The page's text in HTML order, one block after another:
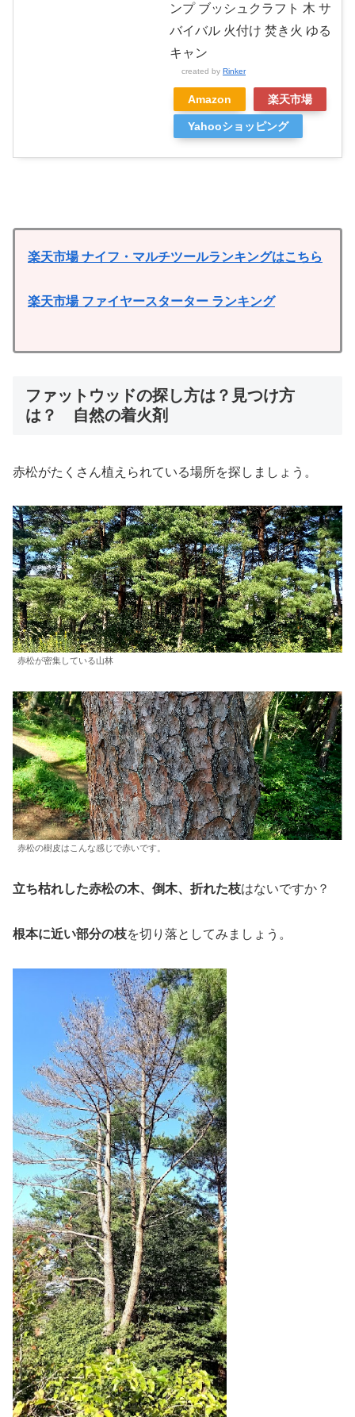
ンプ ブッシュクラフト 木 サ
バイバル 火付け 焚き火 ゆる
キャン
created by Rinker
Amazon 楽天市場
Yahooショッピング
楽天市場 ナイフ・マルチツールランキングはこちら
楽天市場 ファイヤースターター ランキング
ファットウッドの探し方は？見つけ方
は？ 自然の着火剤
赤松がたくさん植えられている場所を探しましょう。
赤松が密集している山林
赤松の樹皮はこんな感じで赤いです。
立ち枯れした赤松の木、倒木、折れた枝はないですか？
根本に近い部分の枝を切り落としてみましょう。